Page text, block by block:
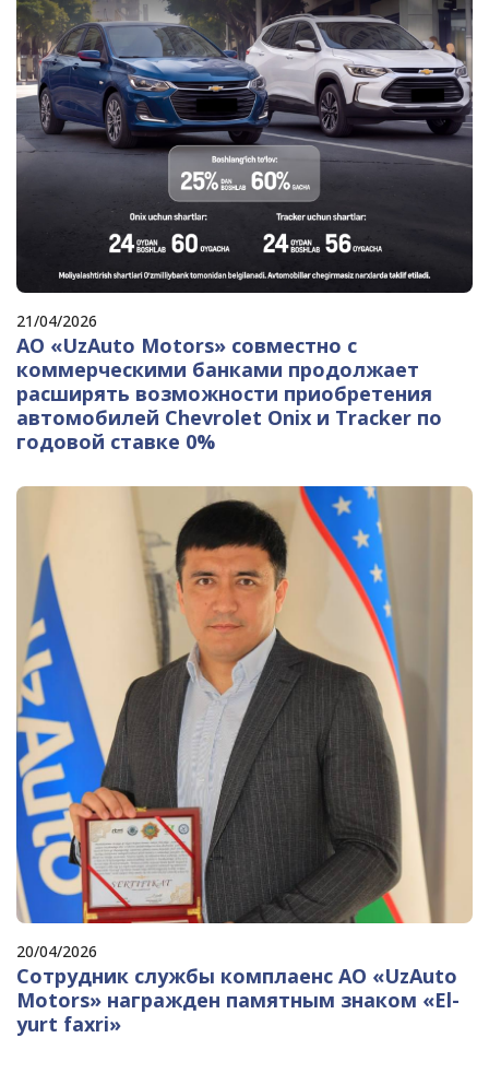
21/04/2026
АО «UzAuto Motors» совместно с
коммерческими банками продолжает
расширять возможности приобретения
автомобилей Chevrolet Onix и Tracker по
годовой ставке 0%
20/04/2026
Сотрудник службы комплаенс АО «UzAuto
Motors» награжден памятным знаком «El-
yurt faxri»